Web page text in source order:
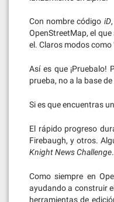
Con nombre código iD
OpenStreetMap, el
el. Claros modos como
Así es que ¡Pruebalo!
prueba, no a la base
Si es que encuentras
El rápido progreso
Firebaugh, y otros.
Knight News Challenge.
Como siempre en
ayudando a construir
herramientas de